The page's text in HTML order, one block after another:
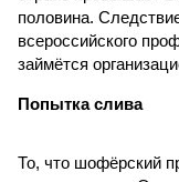
половина.
всероссийского
займётся
Попытка слива
То, что шофёрский